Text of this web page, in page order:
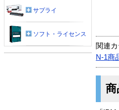
関連カ
N-1商
商
サプライ
ソフト・ライセンス